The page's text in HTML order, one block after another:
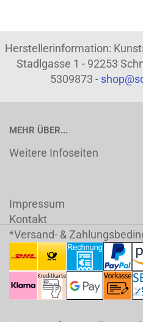
Herstellerinformation:
Stadlgasse 1 - 92253
5309873 -
MEHR ÜBER...
Weitere Infoseiten
Impressum
Kontakt
*Versand- &